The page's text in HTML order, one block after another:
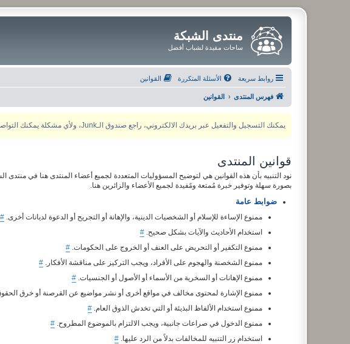
منتدى الشبكة
ساحات مفيدة لشباب أفضل
روابط سريعة الأسئلة المتكررة القوانين
فهرس المنتدى القوانين
يمكنك التسجيل والتفعيل عبر بريدك الالكتروني، راجع صندوق الـJunk، ولأي مشكلة يمكنك التواصل مع مدير المنتدى عبر أي من وسائل التواصل الاجتماعي
قوانين المنتدى
نود التنبيه بأن هذه القوانين هي لتوضيح المسؤوليات المتعددة لجميع أعضاء المنتدى هنا في منتدى
بصورة سهلة وتوفير خبرة مُمتعة ومًفيدة لجميع الأعضاء والزائرين هنا.
ضوابط عامة
ممنوع الإساءة للإسلام أو الشخصيات الدينية، والإهانة أو التجريح أو الدعوة لديانات أخرى. #
استخدام الأحاديث والآيات بشكل صحيح. #
ممنوع التكفير أو التحريض على العنف أو الخروج على الحكومات. #
ممنوع الشخصنة والهجوم على الأفراد، ويجب التركيز على مناقشة الأفكار. #
ممنوع الإهانات أو السخرية من الأسماء أو الأصول أو الجنسيات. #
ممنوع الإشارة لمحتوى مخالف في مواقع أخرى أو نشر مواضيع عن القرصنة أو خرق
ممنوع استخدام الألفاظ البذيئة أو التي تخدش الذوق العام. #
ممنوع الدخول في صراعات جانبية، ويجب الالتزام بالموضوع المطروح. #
استخدام زر التنبيه للمخالفات بدلاً من الرد عليها. #